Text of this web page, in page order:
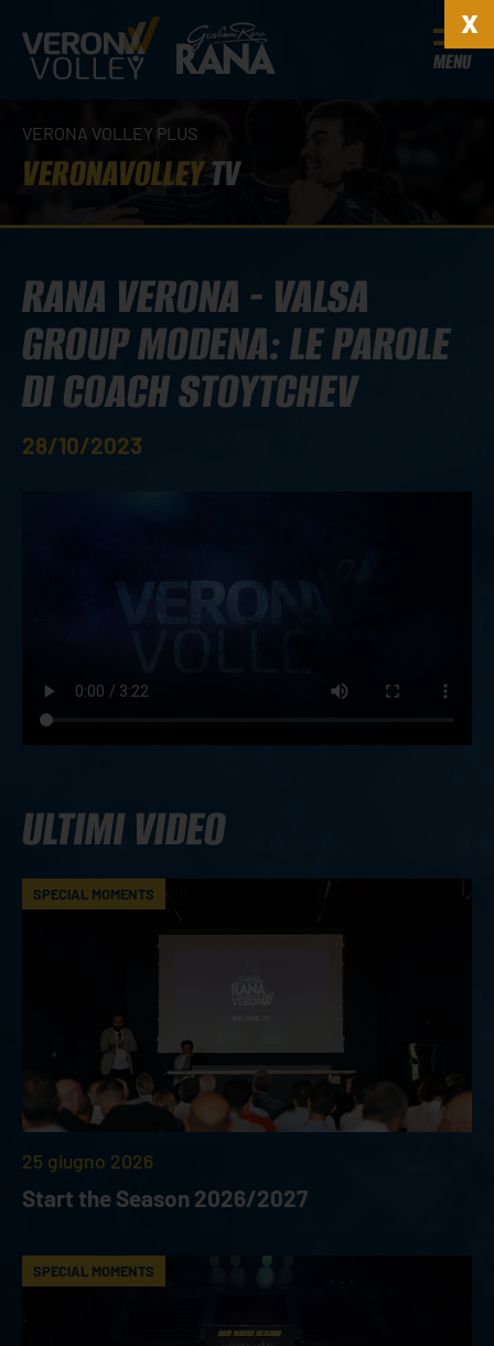
MENU
VERONA VOLLEY PLUS
VERONAVOLLEYTV
RANA VERONA - VALSA
GROUP MODENA: LE PAROLE
DI COACH STOYTCHEV
28/10/2023
ULTIMI VIDEO
SPECIAL MOMENTS
25 giugno 2026
Start the Season 2026/2027
SPECIAL MOMENTS